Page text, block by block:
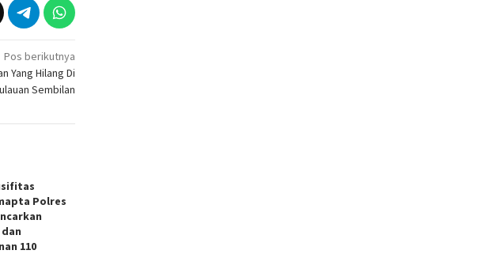
Pos berikutnya
Yang Hilang Di
Sembilan
Polres
110